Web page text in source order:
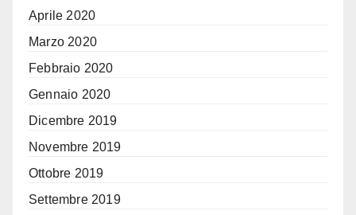
Aprile 2020
Marzo 2020
Febbraio 2020
Gennaio 2020
Dicembre 2019
Novembre 2019
Ottobre 2019
Settembre 2019